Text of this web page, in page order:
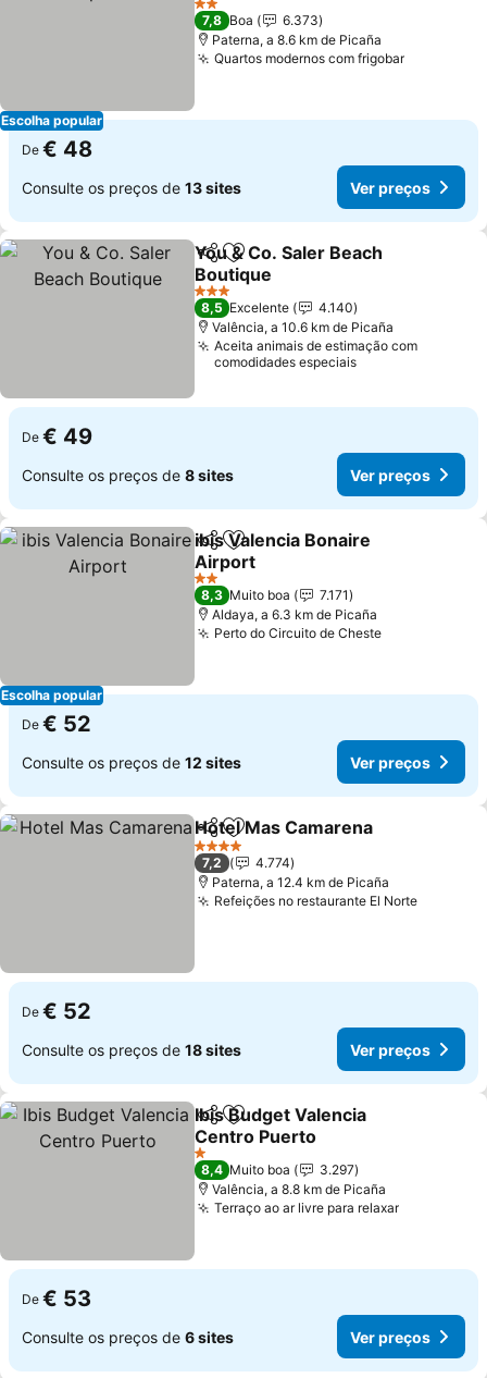
Escolha popular
2 Estrelas
7,8 Boa
6.373
Paterna, a 8.6 km de Picaña
Quartos modernos com frigobar
De € 48
Consulte os preços de 13 sites Ver preços
PartilharAdicionar aos favoritos
You & Co. Saler Beach
Boutique
3 Estrelas
8,5 Excelente
4.140
Valência, a 10.6 km de Picaña
Aceita animais de estimação com
comodidades especiais
De € 49
Consulte os preços de 8 sites Ver preços
Escolha popular
PartilharAdicionar aos favoritos
ibis Valencia Bonaire
Airport
2 Estrelas
8,3 Muito boa
7.171
Aldaya, a 6.3 km de Picaña
Perto do Circuito de Cheste
De € 52
Consulte os preços de 12 sites Ver preços
PartilharAdicionar aos favoritos
Hotel Mas Camarena
4 Estrelas
7,2
4.774
Paterna, a 12.4 km de Picaña
Refeições no restaurante El Norte
De € 52
Consulte os preços de 18 sites Ver preços
PartilharAdicionar aos favoritos
Ibis Budget Valencia
Centro Puerto
1 Estrelas
8,4 Muito boa
3.297
Valência, a 8.8 km de Picaña
Terraço ao ar livre para relaxar
De € 53
Consulte os preços de 6 sites Ver preços